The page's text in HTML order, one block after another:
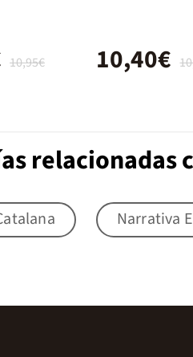
10,95€ 10,40€
relacionadas
Narrativa